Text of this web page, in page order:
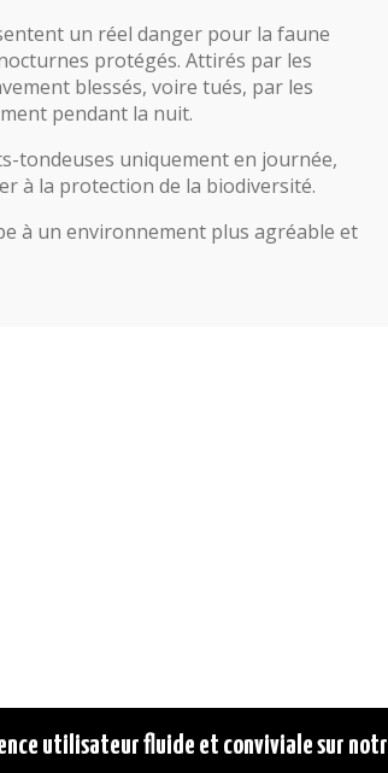
un réel danger pour la faune
protégés. Attirés par les
blessés, voire tués, par les
pendant la nuit.
tondeuses uniquement en journée,
à la protection de la biodiversité.
à un environnement plus agréable et
utilisateur fluide et conviviale sur